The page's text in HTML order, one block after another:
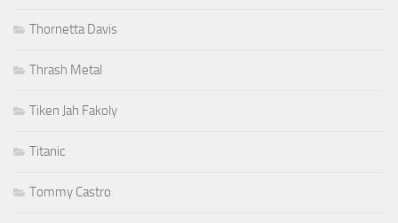
Thornetta Davis
Thrash Metal
Tiken Jah Fakoly
Titanic
Tommy Castro